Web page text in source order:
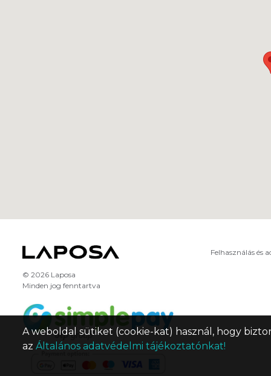
Felhasználás és
© 2026 Laposa
Minden jog fenntartva
A weboldal sütiket (cookie-kat) használ, hogy
az Általános adatvédelmi tájékoztatónkat!